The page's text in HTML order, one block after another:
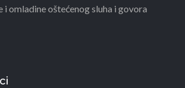
omladine oštećenog sluha i govora